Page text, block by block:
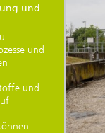
und
und
und